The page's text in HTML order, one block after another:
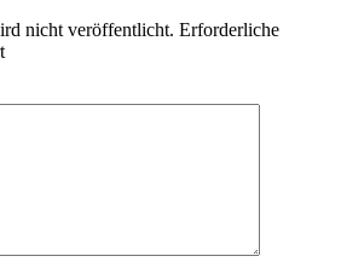
nicht veröffentlicht. Erforderliche